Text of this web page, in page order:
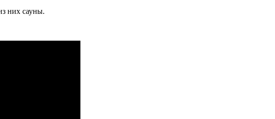
них сауны.